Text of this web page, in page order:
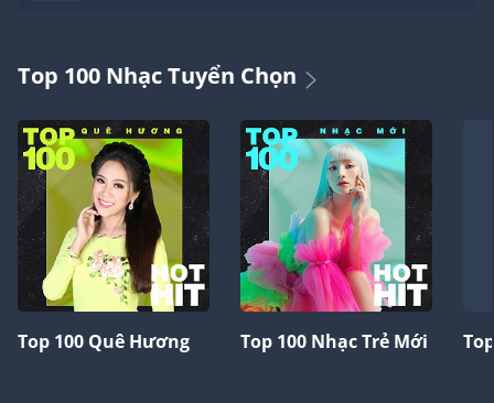
Top 100 Nhạc Tuyển Chọn
Top 100 Quê Hương Top 100 Nhạc Trẻ Mới